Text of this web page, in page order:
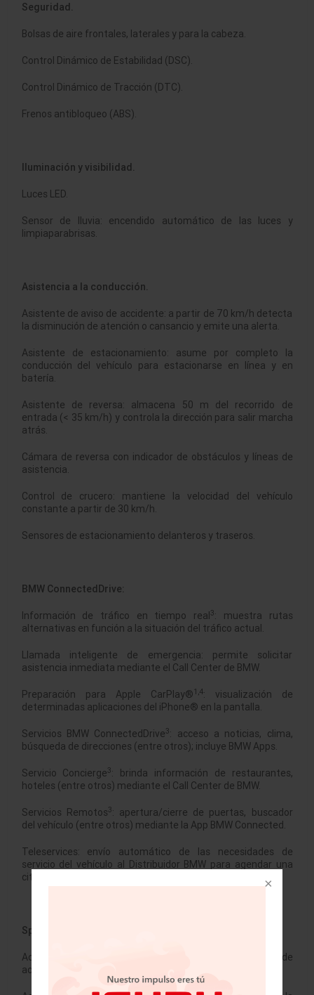
Seguridad.
Bolsas de aire frontales, laterales y para la cabeza.
Control Dinámico de Estabilidad (DSC).
Control Dinámico de Tracción (DTC).
Frenos antibloqueo (ABS).
Iluminación y visibilidad.
Luces LED.
Sensor de lluvia: encendido automático de las luces y
limpiaparabrisas.
Asistencia a la conducción.
Asistente de aviso de accidente: a partir de 70 km/h detecta
la disminución de atención o cansancio y emite una alerta.
Asistente de estacionamiento: asume por completo la
conducción del vehículo para estacionarse en línea y en
batería.
Asistente de reversa: almacena 50 m del recorrido de
entrada (< 35 km/h) y controla la dirección para salir marcha
atrás.
Cámara de reversa con indicador de obstáculos y líneas de
asistencia.
Control de crucero: mantiene la velocidad del vehículo
constante a partir de 30 km/h.
Sensores de estacionamiento delanteros y traseros.
BMW ConnectedDrive:
Información de tráfico en tiempo real 3: muestra rutas
alternativas en función a la situación del tráfico actual.
Llamada inteligente de emergencia: permite solicitar
asistencia inmediata mediante el Call Center de BMW.
Preparación para Apple CarPlay®1,4: visualización de
determinadas aplicaciones del iPhone® en la pantalla.
Servicios BMW ConnectedDrive 3: acceso a noticias, clima,
búsqueda de direcciones (entre otros); incluye BMW Apps.
Servicio Concierge 3: brinda información de restaurantes,
hoteles (entre otros) mediante el Call Center de BMW.
Servicios Remotos 3: apertura/cierre de puertas, buscador
del vehículo (entre otros) mediante la App BMW Connected.
Teleservices: envío automático de las necesidades de
servicio del vehículo al Distribuidor BMW para agendar una
cita.
Sport Line.
Acabados en color negro de brillo intenso con moldura de
acentuación en cromo perlado.